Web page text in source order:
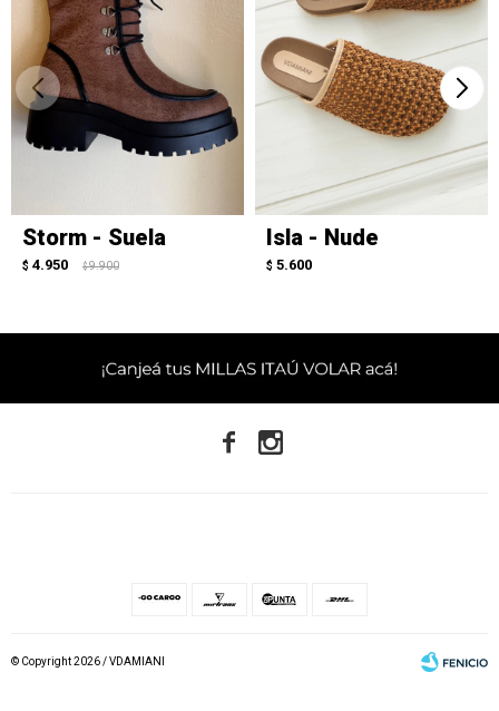
Storm - Suela
$ 4.950 $ 9.900
Isla - Nude
$ 5.600
 
© Copyright 2026 / VDAMIANI